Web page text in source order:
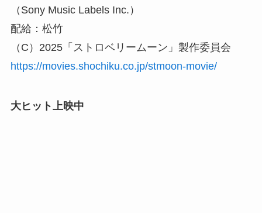
（Sony Music Labels Inc.）
配給：松竹
（C）2025「ストロベリームーン」製作委員会
https://movies.shochiku.co.jp/stmoon-movie/
大ヒット上映中